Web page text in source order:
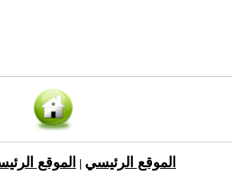
الموقع الرئيسي الموقع